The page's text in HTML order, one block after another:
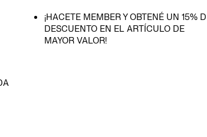
¡HACETE MEMBER Y OBTENÉ UN 15%
DESCUENTO EN EL ARTÍCULO DE
MAYOR VALOR!